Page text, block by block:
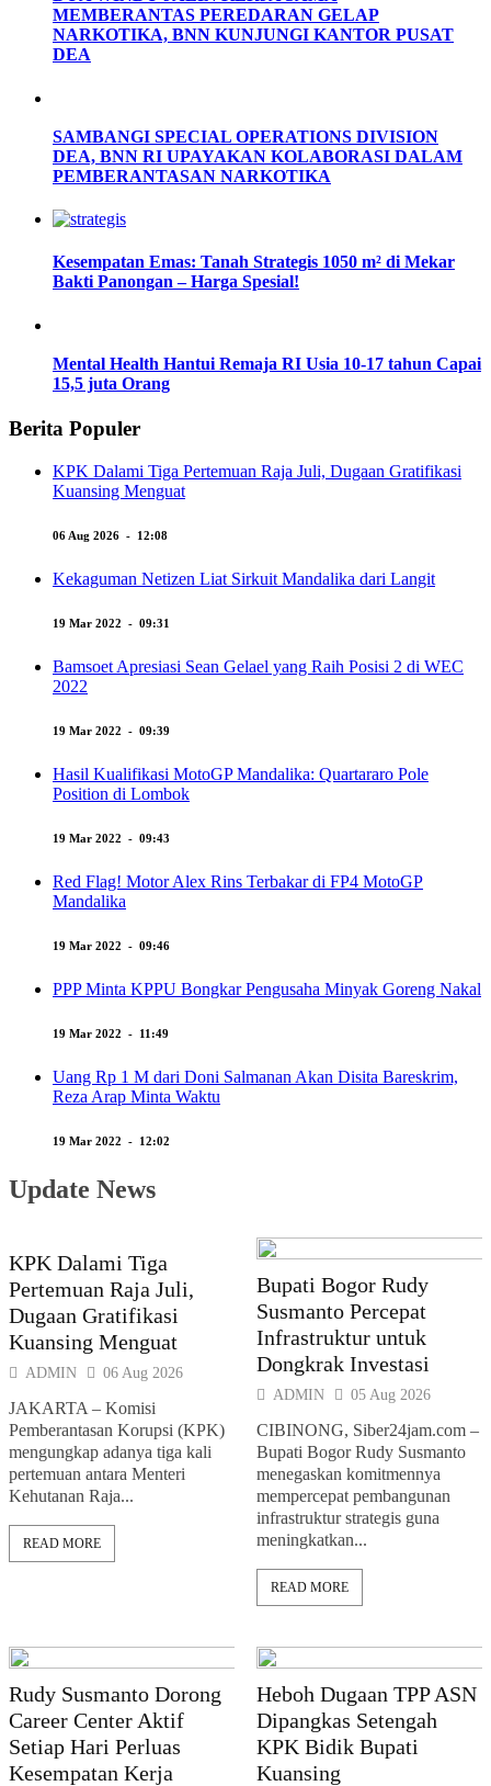
MEMBERANTAS PEREDARAN GELAP
NARKOTIKA, BNN KUNJUNGI KANTOR PUSAT
DEA
SAMBANGI SPECIAL OPERATIONS DIVISION
DEA, BNN RI UPAYAKAN KOLABORASI DALAM
PEMBERANTASAN NARKOTIKA
Kesempatan Emas: Tanah Strategis 1050 m² di Mekar
Bakti Panongan – Harga Spesial!
Mental Health Hantui Remaja RI Usia 10-17 tahun Capai
15,5 juta Orang
Berita Populer
KPK Dalami Tiga Pertemuan Raja Juli, Dugaan Gratifikasi
Kuansing Menguat
06 Aug 2026 - 12:08
Kekaguman Netizen Liat Sirkuit Mandalika dari Langit
19 Mar 2022 - 09:31
Bamsoet Apresiasi Sean Gelael yang Raih Posisi 2 di WEC
2022
19 Mar 2022 - 09:39
Hasil Kualifikasi MotoGP Mandalika: Quartararo Pole
Position di Lombok
19 Mar 2022 - 09:43
Red Flag! Motor Alex Rins Terbakar di FP4 MotoGP
Mandalika
19 Mar 2022 - 09:46
PPP Minta KPPU Bongkar Pengusaha Minyak Goreng Nakal
19 Mar 2022 - 11:49
Uang Rp 1 M dari Doni Salmanan Akan Disita Bareskrim,
Reza Arap Minta Waktu
19 Mar 2022 - 12:02
Update News
KPK Dalami Tiga
Pertemuan Raja Juli,
Dugaan Gratifikasi
Kuansing Menguat
ADMIN 06 Aug 2026
JAKARTA – Komisi
Pemberantasan Korupsi (KPK)
mengungkap adanya tiga kali
pertemuan antara Menteri
Kehutanan Raja...
READ MORE
Bupati Bogor Rudy
Susmanto Percepat
Infrastruktur untuk
Dongkrak Investasi
ADMIN 05 Aug 2026
CIBINONG, Siber24jam.com –
Bupati Bogor Rudy Susmanto
menegaskan komitmennya
mempercepat pembangunan
infrastruktur strategis guna
meningkatkan...
READ MORE
Rudy Susmanto Dorong
Career Center Aktif
Setiap Hari Perluas
Kesempatan Kerja
Heboh Dugaan TPP ASN
Dipangkas Setengah
KPK Bidik Bupati
Kuansing